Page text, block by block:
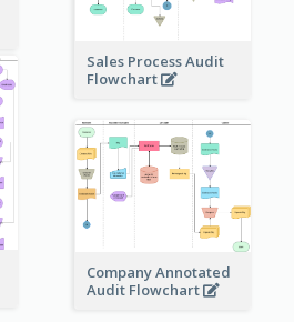
Sales Process Audit
Flowchart
Company Annotated
Audit Flowchart